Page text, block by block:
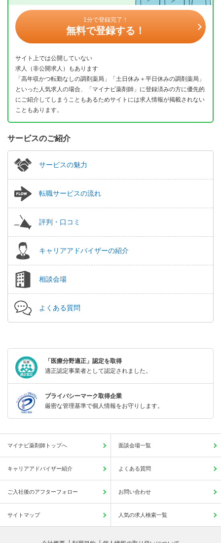
1分で登録完了！
無料で登録する！
サイト上では公開していない
求人（非公開求人）もあります
「高年収かつ転勤なしの調剤薬局」「土日休み＋平日休みの調剤薬局」
といった人気求人の場合、「マイナビ薬剤師」に登録済みの方に優先的
にご紹介してしまうこともあるためサイトには求人情報が掲載されない
こともあります。
サービスのご紹介
サービスの魅力
転職サービスの流れ
評判・口コミ
キャリアアドバイザーの紹介
相談会場
よくある質問
「医療分野適正」認定を取得
適正認定事業者として認定されました。
プライバシーマーク取得企業
厳密な管理基準で個人情報をお守りします。
マイナビ薬剤師トップへ 面談会場一覧
キャリアアドバイザー紹介 よくある質問
ご入社後のアフターフォロー お問い合わせ
サイトマップ 人気の求人検索一覧